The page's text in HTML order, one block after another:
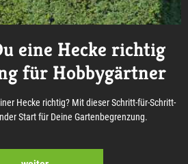
eine Hecke richtig
für Hobbygärtner
Hecke richtig? Mit dieser Schritt-für-Schritt-
Start für Deine Gartenbegrenzung.